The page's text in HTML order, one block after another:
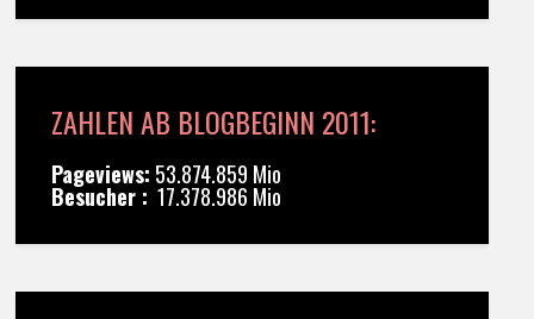
ZAHLEN AB BLOGBEGINN 2011:
Pageviews: 53.874.859 Mio
Besucher : 17.378.986 Mio